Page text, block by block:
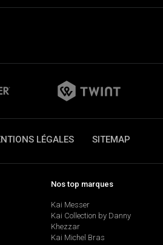
LÉGALES SITEMAP
Nos top marques
Kai Messer
Kai Collection by Danny
Khezzar
Kai Michel Bras